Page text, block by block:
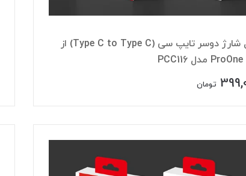
کابل شارژ دوسر تایپ سی (Type C to Type C) از
تومان